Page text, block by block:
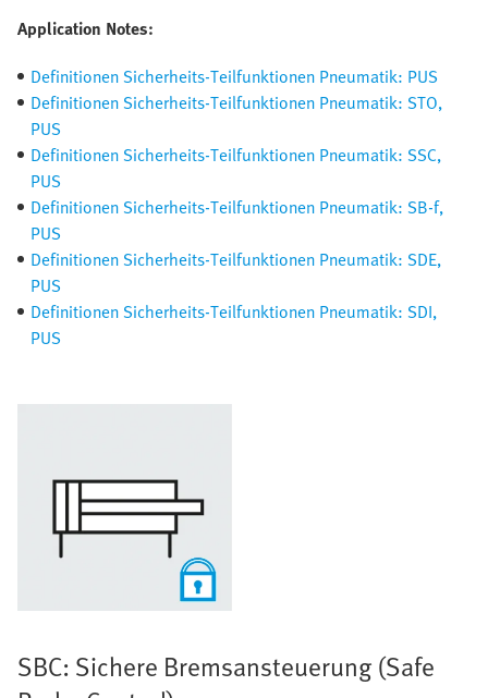
Application Notes:
Definitionen Sicherheits-Teilfunktionen Pneumatik: PUS
Definitionen Sicherheits-Teilfunktionen Pneumatik: STO,
PUS
Definitionen Sicherheits-Teilfunktionen Pneumatik: SSC,
PUS
Definitionen Sicherheits-Teilfunktionen Pneumatik: SB-f,
PUS
Definitionen Sicherheits-Teilfunktionen Pneumatik: SDE,
PUS
Definitionen Sicherheits-Teilfunktionen Pneumatik: SDI,
PUS
SBC: Sichere Bremsansteuerung (Safe